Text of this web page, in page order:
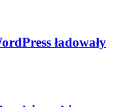
ładowały